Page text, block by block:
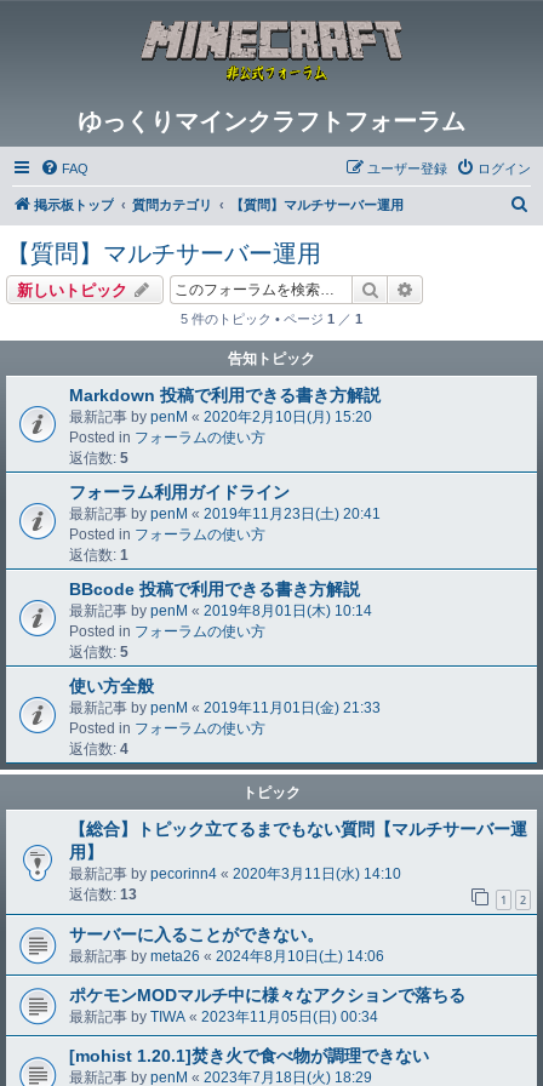
ゆっくりマインクラフトフォーラム
FAQ ログイン
ユーザー登録
掲示板トップ 質問カテゴリ 【質問】マルチサーバー運用
【質問】マルチサーバー運用
新しいトピック 検索
5 件のトピック • ページ 1 ／ 1
告知トピック
Markdown 投稿で利用できる書き方解説
最新記事 by penM « 2020年2月10日(月) 15:20
Posted in フォーラムの使い方
返信数: 5
フォーラム利用ガイドライン
最新記事 by penM « 2019年11月23日(土) 20:41
Posted in フォーラムの使い方
返信数: 1
BBcode 投稿で利用できる書き方解説
最新記事 by penM « 2019年8月01日(木) 10:14
Posted in フォーラムの使い方
返信数: 5
使い方全般
最新記事 by penM « 2019年11月01日(金) 21:33
Posted in フォーラムの使い方
返信数: 4
トピック
【総合】トピック立てるまでもない質問【マルチサーバー運
用】
最新記事 by pecorinn4 « 2020年3月11日(水) 14:10
返信数: 13 1 2
サーバーに入ることができない。
最新記事 by meta26 « 2024年8月10日(土) 14:06
ポケモンMODマルチ中に様々なアクションで落ちる
最新記事 by TIWA « 2023年11月05日(日) 00:34
[mohist 1.20.1]焚き火で食べ物が調理できない
最新記事 by penM « 2023年7月18日(火) 18:29